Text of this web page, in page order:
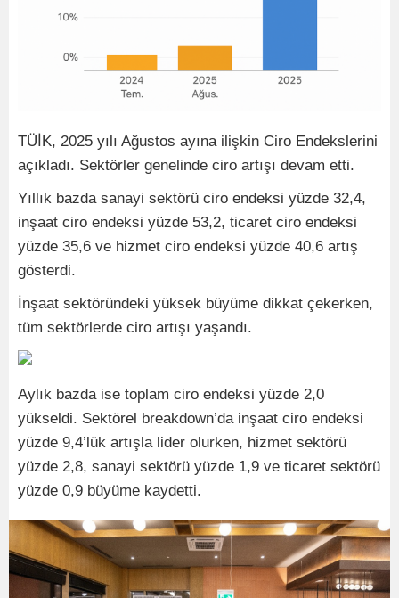
TÜİK, 2025 yılı Ağustos ayına ilişkin Ciro Endekslerini
açıkladı. Sektörler genelinde ciro artışı devam etti.
Yıllık bazda sanayi sektörü ciro endeksi yüzde 32,4,
inşaat ciro endeksi yüzde 53,2, ticaret ciro endeksi
yüzde 35,6 ve hizmet ciro endeksi yüzde 40,6 artış
gösterdi.
İnşaat sektöründeki yüksek büyüme dikkat çekerken,
tüm sektörlerde ciro artışı yaşandı.
Aylık bazda ise toplam ciro endeksi yüzde 2,0
yükseldi. Sektörel breakdown’da inşaat ciro endeksi
yüzde 9,4’lük artışla lider olurken, hizmet sektörü
yüzde 2,8, sanayi sektörü yüzde 1,9 ve ticaret sektörü
yüzde 0,9 büyüme kaydetti.